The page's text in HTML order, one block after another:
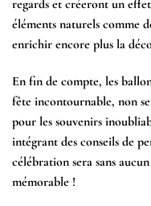
regards et créeront un
éléments naturels comme
enrichir encore plus la
En fin de compte, les
fête incontournable, non
pour les souvenirs
intégrant des conseils de
célébration sera sans
mémorable !